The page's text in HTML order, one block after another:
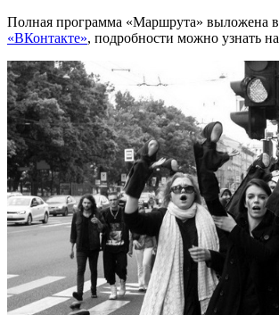
Полная программа «Маршрута» выложена в
«ВКонтакте», подробности можно узнать на